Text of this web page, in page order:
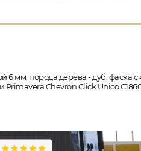
мм, порода дерева - дуб, фаска
Primavera Chevron Click Unico